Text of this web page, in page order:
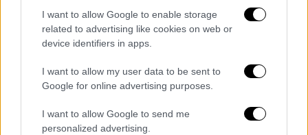
I want to allow Google to enable storage
related to advertising like cookies on web or
device identifiers in apps.
I want to allow my user data to be sent to
Google for online advertising purposes.
I want to allow Google to send me
personalized advertising.
Νωρίτερα, το λιβανικό πρακτορείο
ειδήσεων Ani μετέδωσε ότιο ισραηλινός
στρατός ξεκίνησε τις επιθέσεις κατά
στόχων στον νότιο Λίβανο, λίγη ώρα αφού
εξέδωσεεπείγουσα ειδοποίηση προς τους
κατοίκους επτά χωριών
που βρίσκονται
βορείως του ποταμού Λιτάνι να